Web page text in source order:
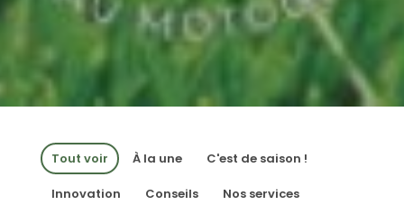
Tout voir À la une C'est de saison !
Innovation Conseils Nos services